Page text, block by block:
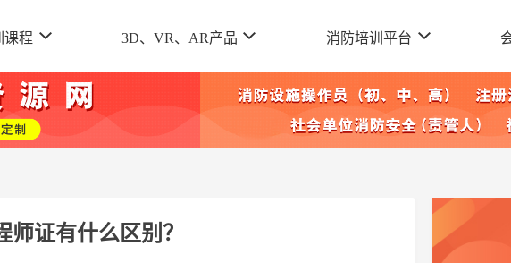
课程 3D、VR、AR产品 消防培训平台
证有什么区别？